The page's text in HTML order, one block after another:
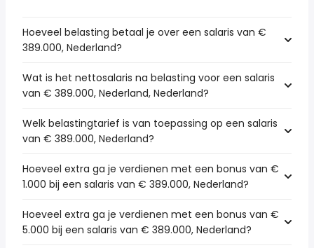
Hoeveel belasting betaal je over een salaris van €
389.000, Nederland?
Wat is het nettosalaris na belasting voor een salaris
van € 389.000, Nederland, Nederland?
Welk belastingtarief is van toepassing op een salaris
van € 389.000, Nederland?
Hoeveel extra ga je verdienen met een bonus van €
1.000 bij een salaris van € 389.000, Nederland?
Hoeveel extra ga je verdienen met een bonus van €
5.000 bij een salaris van € 389.000, Nederland?